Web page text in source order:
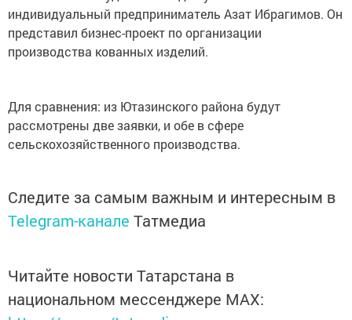
индивидуальный предприниматель Азат Ибрагимов. Он
представил бизнес-проект по организации
производства кованных изделий.
Для сравнения: из Ютазинского района будут
рассмотрены две заявки, и обе в сфере
сельскохозяйственного производства.
Следите за самым важным и интересным в
Telegram-канале Татмедиа
Читайте новости Татарстана в
национальном мессенджере MАХ: